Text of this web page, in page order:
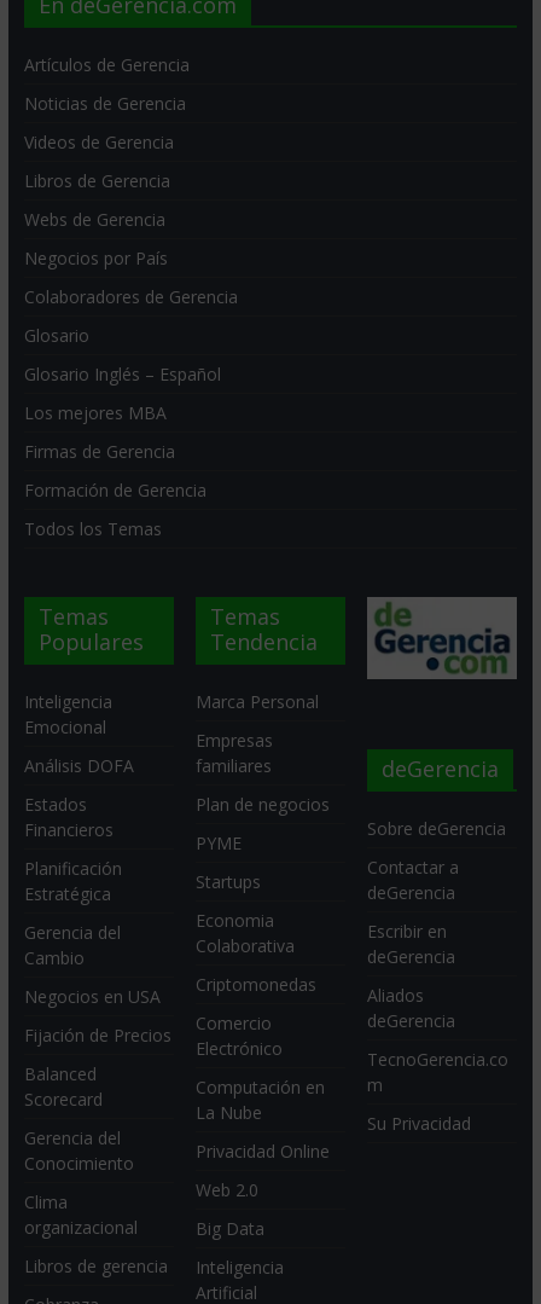
Artículos de Gerencia
Noticias de Gerencia
Videos de Gerencia
Libros de Gerencia
Webs de Gerencia
Negocios por País
Colaboradores de Gerencia
Glosario
Glosario Inglés – Español
Los mejores MBA
Firmas de Gerencia
Formación de Gerencia
Todos los Temas
Temas
Populares
Inteligencia
Emocional
Análisis DOFA
Estados
Financieros
Planificación
Estratégica
Gerencia del
Cambio
Negocios en USA
Fijación de Precios
Balanced
Scorecard
Gerencia del
Conocimiento
Clima
organizacional
Libros de gerencia
Temas
Tendencia
Marca Personal
Empresas
familiares
Plan de negocios
PYME
Startups
Economia
Colaborativa
Criptomonedas
Comercio
Electrónico
Computación en
La Nube
Privacidad Online
Web 2.0
Big Data
Inteligencia
Artificial
deGerencia
Sobre deGerencia
Contactar a
deGerencia
Escribir en
deGerencia
Aliados
deGerencia
TecnoGerencia.co
m
Su Privacidad